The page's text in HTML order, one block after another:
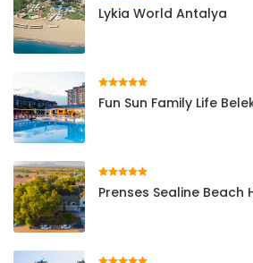
Lykia World Antalya
Fun Sun Family Life
Prenses Sealine Beach